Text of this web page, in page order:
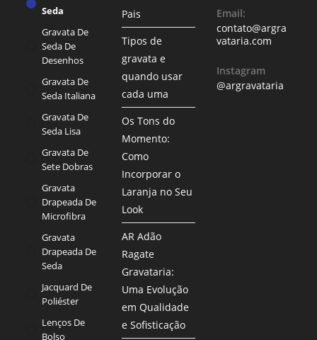
Seda
Gravata De
Seda De
Desenhos
Gravata De
Seda Italiana
Gravata De
Seda Lisa
Gravata De
Sete Dobras
Gravata
Drapeada De
Microfibra
Gravata
Drapeada De
Seda
Jacquard De
Poliéster
Lenços De
Bolso
Pais
Tipos de
gravata e
quando usar
cada uma
Os Tons do
Momento:
Como
Incorporar o
Laranja no Seu
Look
AR Adão
Ragate
Gravataria:
Uma Evolução
em Qualidade
e Sofisticação
Email:
contato@argra
vataria.com
Instagram
@argravataria